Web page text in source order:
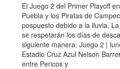
El Juego 2 del Primer Playoff
Puebla y los Piratas de
pospuesto debido a la lluvia.
se respetarán los días de
siguiente manera: Juego 2 |
Estadio Cruz Azul Nelson
entre Pericos y